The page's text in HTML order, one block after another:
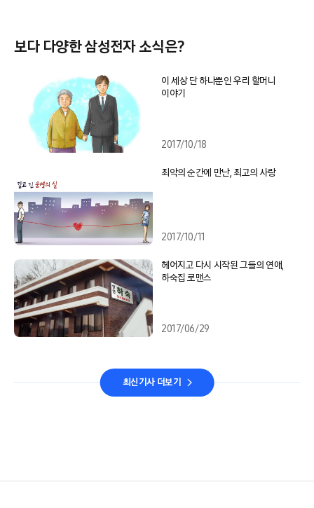
보다 다양한 삼성전자 소식은?
이 세상 단 하나뿐인 우리 할머니
이야기
2017/10/18
최악의 순간에 만난, 최고의 사랑
2017/10/11
헤어지고 다시 시작된 그들의 연애,
하숙집 로맨스
2017/06/29
최신기사 더보기